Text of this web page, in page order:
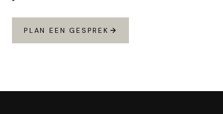
PLAN EEN GESPREK